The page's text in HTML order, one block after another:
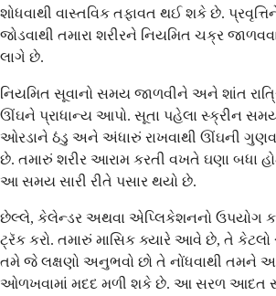
શોધવાથી વાસ્તવિક તફાવત થઈ શકે છે.
જોડવાથી તમારા શરીરને નિયમિત ચક્ર
લાગે છે.
નિયમિત સૂવાનો સમય જાળવીને અને શાંત
ઊંઘને પ્રાધાન્ય આપો. સૂતા પહેલા સ્ક્રીન સમય
ઓરડાને ઠંડુ અને અંધારું રાખવાથી ઊંઘની
છે. તમારું શરીર આરામ કરતી વખતે ઘણા બધા
આ સમય સારી રીતે પસાર થયો છે.
છેલ્લે, કેલેન્ડર અથવા એપ્લિકેશનનો ઉપયોગ
ટ્રૅક કરો. તમારું માસિક ક્યારે આવે છે, તે
તમે જે લક્ષણો અનુભવો છો તે નોંધવાથી તમને અને
ઓળખવામાં મદદ મળી શકે છે. આ સરળ આદત